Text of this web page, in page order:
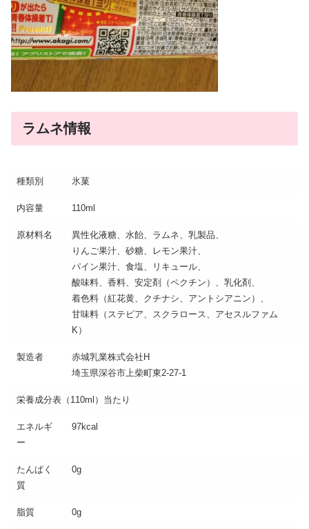
ラムネ情報
種類別 氷菓
内容量 110ml
原材料名
異性化液糖、水飴、ラムネ、乳製品、
りんご果汁、砂糖、レモン果汁、
パイン果汁、食塩、リキュール、
酸味料、香料、安定剤（ペクチン）、乳化剤、
着色料（紅花黄、クチナシ、アントシアニン）、
甘味料（ステビア、スクラロース、アセスルファム
K）
製造者
赤城乳業株式会社H
埼玉県深谷市上柴町東2-27-1
栄養成分表（110ml）当たり
エネルギ
ー
97kcal
たんぱく
質
0g
脂質 0g